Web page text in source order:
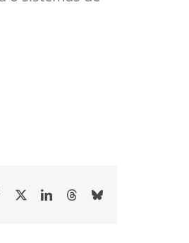
Facebook LinkedInThreadsBluesky